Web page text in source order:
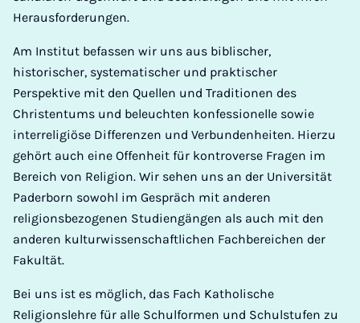
Herausforderungen.
Am Institut befassen wir uns aus biblischer,
historischer, systematischer und praktischer
Perspektive mit den Quellen und Traditionen des
Christentums und beleuchten konfessionelle sowie
interreligiöse Differenzen und Verbundenheiten. Hierzu
gehört auch eine Offenheit für kontroverse Fragen im
Bereich von Religion. Wir sehen uns an der Universität
Paderborn sowohl im Gespräch mit anderen
religionsbezogenen Studiengängen als auch mit den
anderen kulturwissenschaftlichen Fachbereichen der
Fakultät.
Bei uns ist es möglich, das Fach Katholische
Religionslehre für alle Schulformen und Schulstufen zu